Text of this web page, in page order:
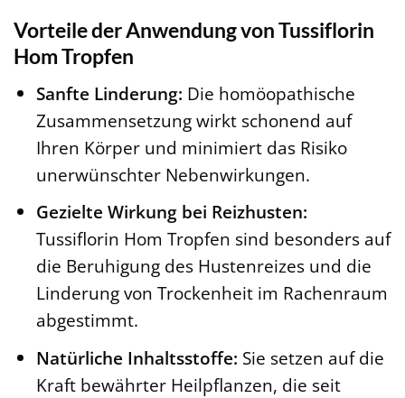
Vorteile der Anwendung von Tussiflorin
Hom Tropfen
Sanfte Linderung: Die homöopathische
Zusammensetzung wirkt schonend auf
Ihren Körper und minimiert das Risiko
unerwünschter Nebenwirkungen.
Gezielte Wirkung bei Reizhusten:
Tussiflorin Hom Tropfen sind besonders auf
die Beruhigung des Hustenreizes und die
Linderung von Trockenheit im Rachenraum
abgestimmt.
Natürliche Inhaltsstoffe: Sie setzen auf die
Kraft bewährter Heilpflanzen, die seit